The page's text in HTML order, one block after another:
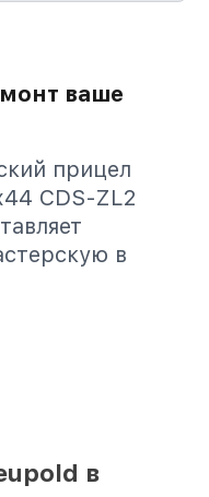
ваше
прицел
CDS-ZL2
в
в